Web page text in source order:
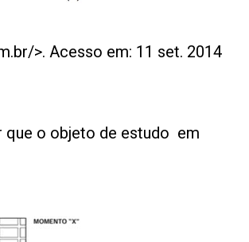
>. Acesso em: 11 set. 2014
que o objeto de estudo em